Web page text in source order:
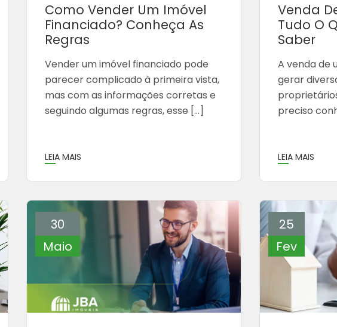
Como Vender Um Imóvel
Financiado? Conheça As
Regras
Vender um imóvel financiado pode
parecer complicado à primeira vista,
mas com as informações corretas e
seguindo algumas regras, esse […]
LEIA MAIS
Venda
Tudo O
Saber
A venda de
gerar
preciso
LEIA MAIS
30
Maio
25
Fev